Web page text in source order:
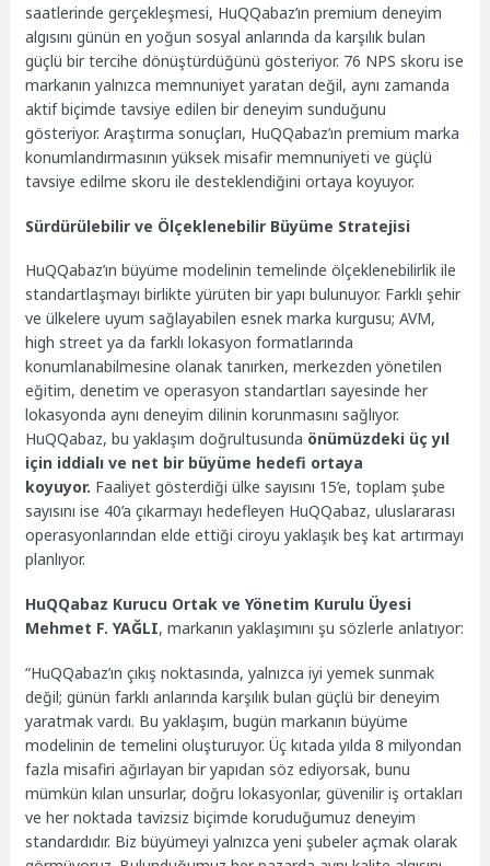
saatlerinde gerçekleşmesi, HuQQabaz’ın premium deneyim
algısını günün en yoğun sosyal anlarında da karşılık bulan
güçlü bir tercihe dönüştürdüğünü gösteriyor. 76 NPS skoru ise
markanın yalnızca memnuniyet yaratan değil, aynı zamanda
aktif biçimde tavsiye edilen bir deneyim sunduğunu
gösteriyor. Araştırma sonuçları, HuQQabaz’ın premium marka
konumlandırmasının yüksek misafir memnuniyeti ve güçlü
tavsiye edilme skoru ile desteklendiğini ortaya koyuyor.
Sürdürülebilir ve Ölçeklenebilir Büyüme Stratejisi
HuQQabaz’ın büyüme modelinin temelinde ölçeklenebilirlik ile
standartlaşmayı birlikte yürüten bir yapı bulunuyor. Farklı şehir
ve ülkelere uyum sağlayabilen esnek marka kurgusu; AVM,
high street ya da farklı lokasyon formatlarında
konumlanabilmesine olanak tanırken, merkezden yönetilen
eğitim, denetim ve operasyon standartları sayesinde her
lokasyonda aynı deneyim dilinin korunmasını sağlıyor.
HuQQabaz, bu yaklaşım doğrultusunda önümüzdeki üç yıl
için iddialı ve net bir büyüme hedefi ortaya
koyuyor. Faaliyet gösterdiği ülke sayısını 15’e, toplam şube
sayısını ise 40’a çıkarmayı hedefleyen HuQQabaz, uluslararası
operasyonlarından elde ettiği ciroyu yaklaşık beş kat artırmayı
planlıyor.
HuQQabaz Kurucu Ortak ve Yönetim Kurulu Üyesi
Mehmet F. YAĞLI, markanın yaklaşımını şu sözlerle anlatıyor:
“HuQQabaz’ın çıkış noktasında, yalnızca iyi yemek sunmak
değil; günün farklı anlarında karşılık bulan güçlü bir deneyim
yaratmak vardı. Bu yaklaşım, bugün markanın büyüme
modelinin de temelini oluşturuyor. Üç kıtada yılda 8 milyondan
fazla misafiri ağırlayan bir yapıdan söz ediyorsak, bunu
mümkün kılan unsurlar, doğru lokasyonlar, güvenilir iş ortakları
ve her noktada tavizsiz biçimde koruduğumuz deneyim
standardıdır. Biz büyümeyi yalnızca yeni şubeler açmak olarak